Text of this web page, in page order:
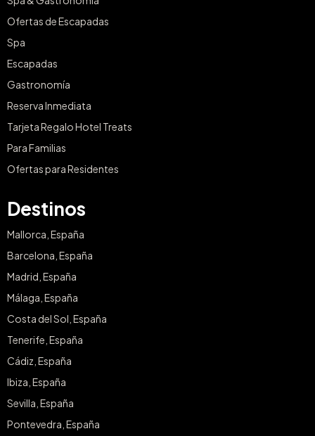
Ofertas de Escapadas
Spa
Escapadas
Gastronomía
Reserva Inmediata
Tarjeta Regalo Hotel Treats
Para Familias
Ofertas para Residentes
Destinos
Mallorca, España
Barcelona, España
Madrid, España
Málaga, España
Costa del Sol, España
Tenerife, España
Cádiz, España
Ibiza, España
Sevilla, España
Pontevedra, España